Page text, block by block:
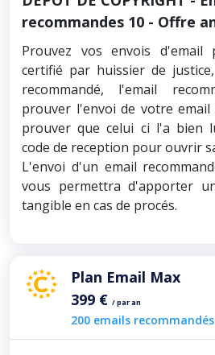
recommandes 10 - Offre
Prouvez vos envois d'email
certifié par huissier de
recommandé, l'email
prouver l'envoi de votre
prouver que celui ci l'a bien
code de reception pour ouvrir
L'envoi d'un email
vous permettra d'apporter
tangible en cas de procés.
Plan Email Max
399 € / par an
200 emails